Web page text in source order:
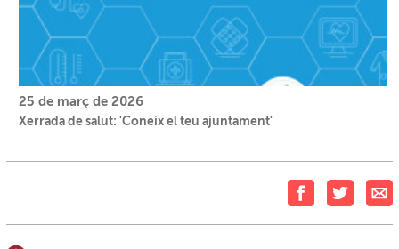
25 de març de 2026
Xerrada de salut: 'Coneix el teu ajuntament'